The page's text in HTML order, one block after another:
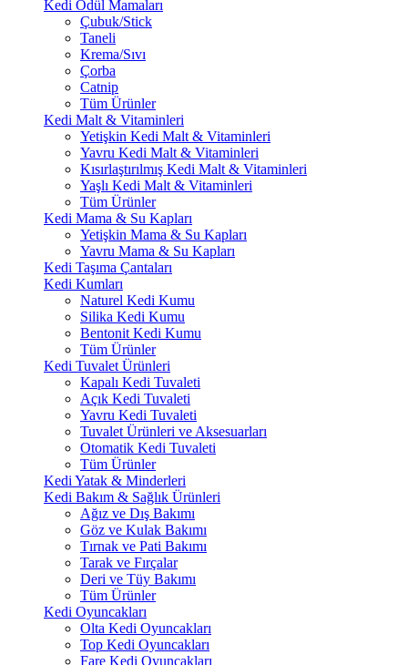
Kedi Ödül Mamaları
Çubuk/Stick
Taneli
Krema/Sıvı
Çorba
Catnip
Tüm Ürünler
Kedi Malt & Vitaminleri
Yetişkin Kedi Malt & Vitaminleri
Yavru Kedi Malt & Vitaminleri
Kısırlaştırılmış Kedi Malt & Vitaminleri
Yaşlı Kedi Malt & Vitaminleri
Tüm Ürünler
Kedi Mama & Su Kapları
Yetişkin Mama & Su Kapları
Yavru Mama & Su Kapları
Kedi Taşıma Çantaları
Kedi Kumları
Naturel Kedi Kumu
Silika Kedi Kumu
Bentonit Kedi Kumu
Tüm Ürünler
Kedi Tuvalet Ürünleri
Kapalı Kedi Tuvaleti
Açık Kedi Tuvaleti
Yavru Kedi Tuvaleti
Tuvalet Ürünleri ve Aksesuarları
Otomatik Kedi Tuvaleti
Tüm Ürünler
Kedi Yatak & Minderleri
Kedi Bakım & Sağlık Ürünleri
Ağız ve Dış Bakımı
Göz ve Kulak Bakımı
Tırnak ve Pati Bakımı
Tarak ve Fırçalar
Deri ve Tüy Bakımı
Tüm Ürünler
Kedi Oyuncakları
Olta Kedi Oyuncakları
Top Kedi Oyuncakları
Fare Kedi Oyuncakları